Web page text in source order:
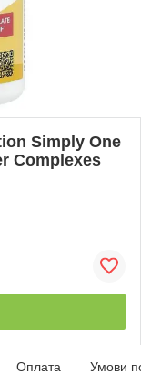
Simply One
Complexes
Оплата Умови